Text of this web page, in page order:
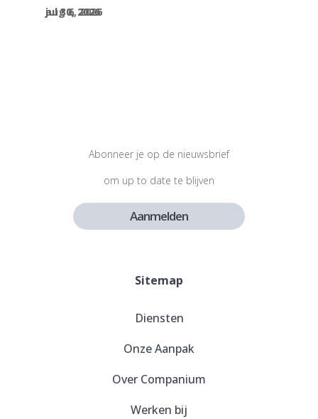
aug 6, 2026
jul 30, 2026
jul 30, 2026
Abonneer je op de nieuwsbrief
om up to date te blijven
Aanmelden
Sitemap
Diensten
Onze Aanpak
Over Companium
Werken bij